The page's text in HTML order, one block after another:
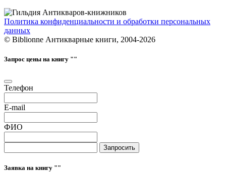
Политика конфиденциальности и обработки персональных
данных
© Biblionne Антикварные книги, 2004-2026
Запрос цены на книгу ""
Телефон
E-mail
ФИО
Запросить
Заявка на книгу ""